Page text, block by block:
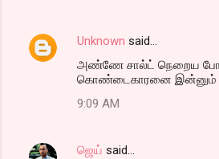
Unknown said…
அண்ணே சால்ட் நெறைய
கொண்டைகாரனை இன்னும்
9:09 AM
ஜெய் said…